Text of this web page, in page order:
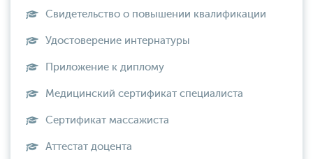
Свидетельство о повышении квалификации
Удостоверение интернатуры
Приложение к диплому
Медицинский сертификат специалиста
Сертификат массажиста
Аттестат доцента